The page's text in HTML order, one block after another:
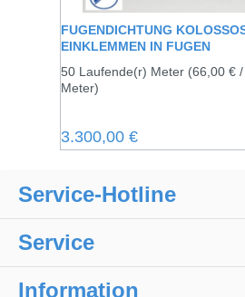
FUGENDICHTUNG
EINKLEMMEN IN FUGEN
50 Laufende(r) Meter (66,00 €
Meter)
Regulärer Preis:
3.300,00 €
Service-Hotline
Service
Information